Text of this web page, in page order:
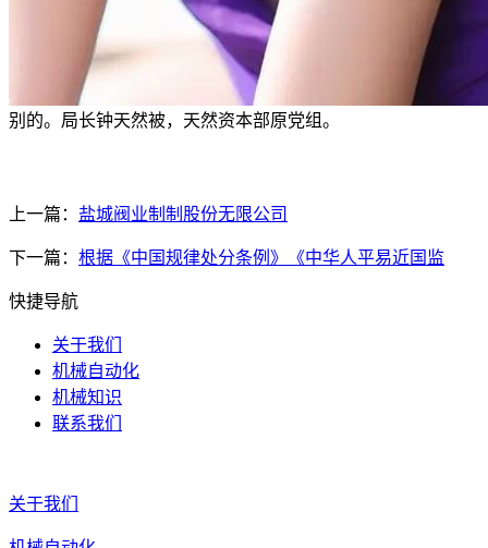
别的。局长钟天然被，天然资本部原党组。
上一篇： 盐城阀业制制股份无限公司
下一篇： 根据《中国规律处分条例》《中华人平易近国监
快捷导航
关于我们
机械自动化
机械知识
联系我们
关于我们